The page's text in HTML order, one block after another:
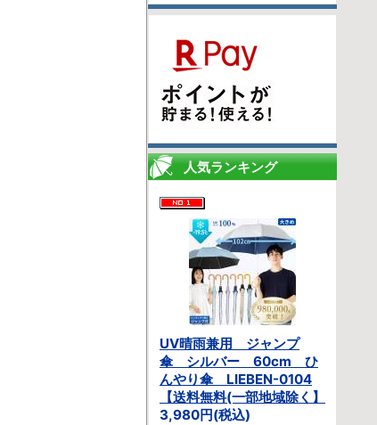
人気ランキング
UV晴雨兼用 ジャンプ
傘 シルバー 60cm ひ
んやり傘 LIEBEN-0104
【送料無料(一部地域除く】
3,980円(税込)